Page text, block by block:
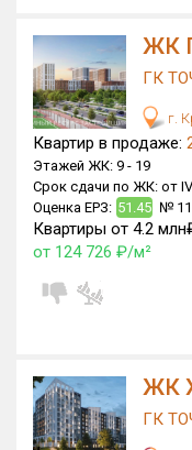
ЖК
ГК
г.
Квартир в продаже:
Этажей ЖК: 9 - 19
Срок сдачи по ЖК: от
Оценка ЕРЗ: 51.45 № 11
Квартиры от 4.2
от 124 726 ₽/м²
ЖК
ГК